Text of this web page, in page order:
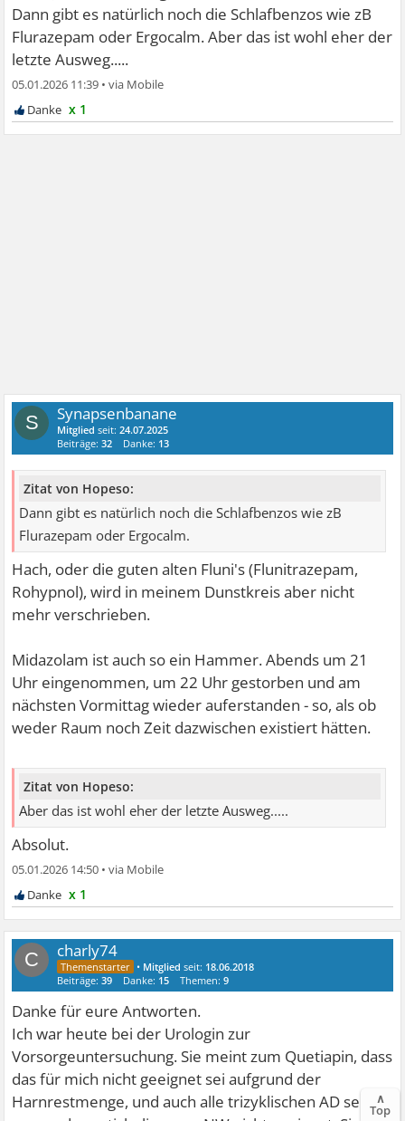
Dann gibt es natürlich noch die Schlafbenzos wie zB
Flurazepam oder Ergocalm. Aber das ist wohl eher der
letzte Ausweg.....
05.01.2026 11:39 •
x 1
S Synapsenbanane
Mitglied seit:24.07.2025
Beiträge:32 Danke: 13
Zitat von Hopeso:
Dann gibt es natürlich noch die Schlafbenzos wie zB
Flurazepam oder Ergocalm.
Hach, oder die guten alten Fluni's (Flunitrazepam,
Rohypnol), wird in meinem Dunstkreis aber nicht
mehr verschrieben.
Midazolam ist auch so ein Hammer. Abends um 21
Uhr eingenommen, um 22 Uhr gestorben und am
nächsten Vormittag wieder auferstanden - so, als ob
weder Raum noch Zeit dazwischen existiert hätten.
Zitat von Hopeso:
Aber das ist wohl eher der letzte Ausweg.....
Absolut.
05.01.2026 14:50 •
x 1
C charly74
• Mitglied seit: 18.06.2018
Beiträge:39 Danke: 15 Themen:9
Danke für eure Antworten.
Ich war heute bei der Urologin zur
Vorsorgeuntersuchung. Sie meint zum Quetiapin, dass
das für mich nicht geeignet sei aufgrund der
Harnrestmenge, und auch alle trizyklischen AD seien∧
Top